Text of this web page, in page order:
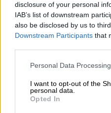
disclosure of your personal
IAB’s list of downstream
also be disclosed by us to
Downstream Participants that
Personal Data
I want to opt-out of the
personal data.
Opted In
Quer dos veces
PorMiriam Rosco
Más artículos de este autor
martes, 19 de noviembre de 2019